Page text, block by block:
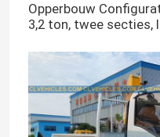
Opperbouw
3,2 ton, twee secties,